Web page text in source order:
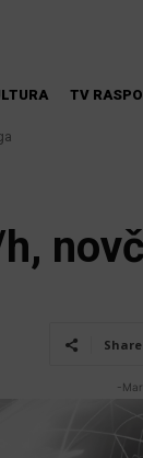
TV
Share
-